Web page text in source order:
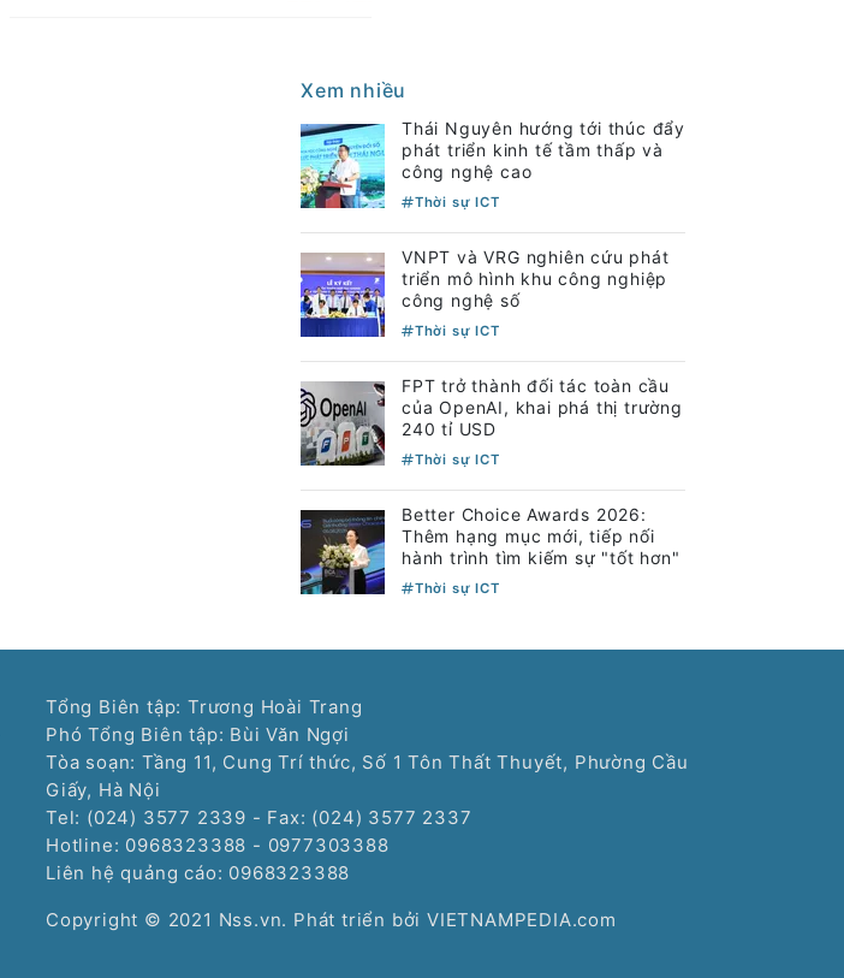
Xem nhiều
Thái Nguyên hướng tới thúc đẩy
phát triển kinh tế tầm thấp và
công nghệ cao
Thời sự ICT
VNPT và VRG nghiên cứu phát
triển mô hình khu công nghiệp
công nghệ số
Thời sự ICT
FPT trở thành đối tác toàn cầu
của OpenAI, khai phá thị trường
240 tỉ USD
Thời sự ICT
Better Choice Awards 2026:
Thêm hạng mục mới, tiếp nối
hành trình tìm kiếm sự "tốt hơn"
Thời sự ICT
Tổng Biên tập: Trương Hoài Trang
Phó Tổng Biên tập: Bùi Văn Ngợi
Tòa soạn: Tầng 11, Cung Trí thức, Số 1 Tôn Thất Thuyết, Phường Cầu
Giấy, Hà Nội
Tel: (024) 3577 2339 - Fax: (024) 3577 2337
Hotline: 0968323388 - 0977303388
Liên hệ quảng cáo: 0968323388
Copyright © 2021 Nss.vn. Phát triển bởi VIETNAMPEDIA.com